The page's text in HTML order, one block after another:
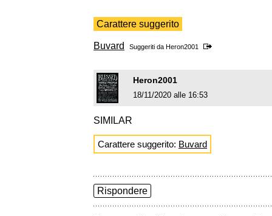
Carattere suggerito
Buvard Suggeriti da Heron2001
Heron2001
18/11/2020 alle 16:53
SIMILAR
Carattere suggerito: Buvard
Rispondere